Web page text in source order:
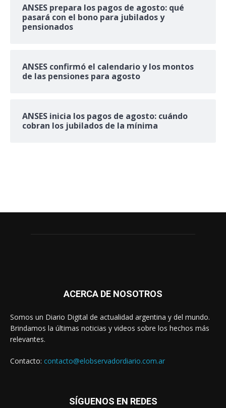
ANSES prepara los pagos de agosto: qué
pasará con el bono para jubilados y
pensionados
ANSES confirmó el calendario y los montos
de las pensiones para agosto
ANSES inicia los pagos de agosto: cuándo
cobran los jubilados de la mínima
ACERCA DE NOSOTROS
Somos un Diario Digital de actualidad argentina y del mundo.
Brindamos la últimas noticias y videos sobre los hechos más
relevantes.
Contacto: contacto@elobservadordiario.com.ar
SÍGUENOS EN REDES